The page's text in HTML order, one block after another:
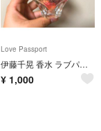
Love Passport
伊藤千晃 香水 ラブパスポート
¥ 1,000